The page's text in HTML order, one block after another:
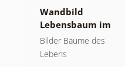
Wandbild
Lebensbaum im
bunten
Glasfenster
Bilder Bäume des
Lebens